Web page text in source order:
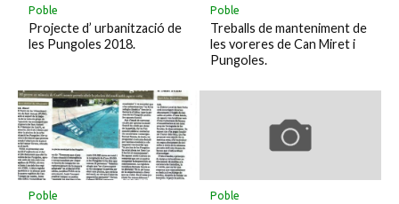
Poble
Projecte d’ urbanització de
les Pungoles 2018.
Poble
Treballs de manteniment de
les voreres de Can Miret i
Pungoles.
Poble Poble